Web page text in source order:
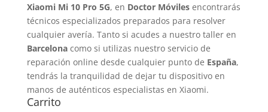
Xiaomi Mi 10 Pro 5G, en Doctor Móvilesencontrarás
técnicos especializados preparados para resolver
cualquier avería. Tanto si acudes a nuestro taller en
Barcelonacomo si utilizas nuestro servicio de
reparación online desde cualquier punto de España,
tendrás la tranquilidad de dejar tu dispositivo en
manos de auténticos especialistas en Xiaomi.
Carrito